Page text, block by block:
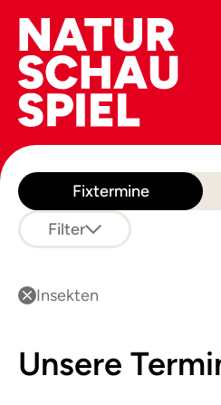
Fixtermine
Filter
Insekten
Unsere